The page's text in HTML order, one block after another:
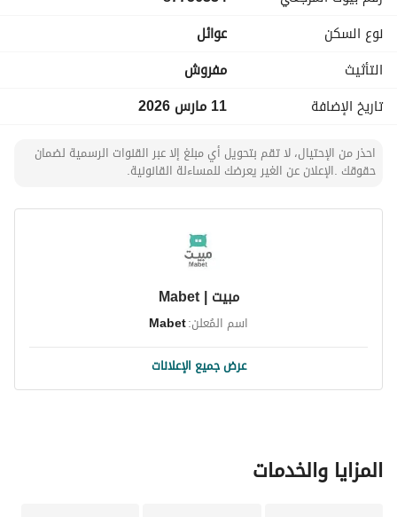
نوع السكن
عوائل
التأثيث
مفروش
تاريخ الإضافة
11 مارس 2026
احذر من الإحتيال، لا تقم بتحويل أي مبلغ إلا عبر القنوات الرسمية لضمان
حقوقك .الإعلان عن الغير يعرضك للمساءلة القانونية.
مبيت | Mabet
اسم المُعلن:Mabet
عرض جميع الإعلانات
المزايا والخدمات